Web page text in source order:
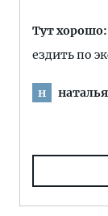
Тут хорошо:
ездить по
н наталья